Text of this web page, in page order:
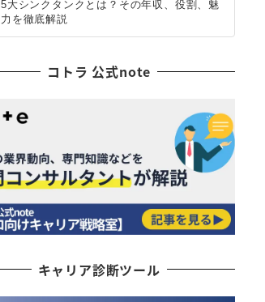
5大シンクタンクとは？その年収、役割、魅
力を徹底解説
コトラ 公式note
キャリア診断ツール